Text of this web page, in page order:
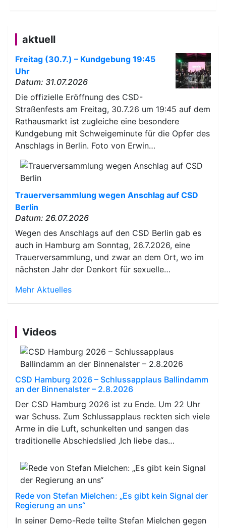
aktuell
Freitag (30.7.) – Kundgebung 19:45
Uhr
Datum: 31.07.2026
Die offizielle Eröffnung des CSD-
Straßenfests am Freitag, 30.7.26 um 19:45 auf dem
Rathausmarkt ist zugleiche eine besondere
Kundgebung mit Schweigeminute für die Opfer des
Anschlags in Berlin. Foto von Erwin…
Trauerversammlung wegen Anschlag auf CSD
Berlin
Datum: 26.07.2026
Wegen des Anschlags auf den CSD Berlin gab es
auch in Hamburg am Sonntag, 26.7.2026, eine
Trauerversammlung, und zwar an dem Ort, wo im
nächsten Jahr der Denkort für sexuelle…
Mehr Aktuelles
Videos
CSD Hamburg 2026 – Schlussapplaus Ballindamm
an der Binnenalster – 2.8.2026
Der CSD Hamburg 2026 ist zu Ende. Um 22 Uhr
war Schuss. Zum Schlussapplaus reckten sich viele
Arme in die Luft, schunkelten und sangen das
traditionelle Abschiedslied ‚Ich liebe das…
Rede von Stefan Mielchen: „Es gibt kein Signal der
Regierung an uns“
In seiner Demo-Rede teilte Stefan Mielchen gegen